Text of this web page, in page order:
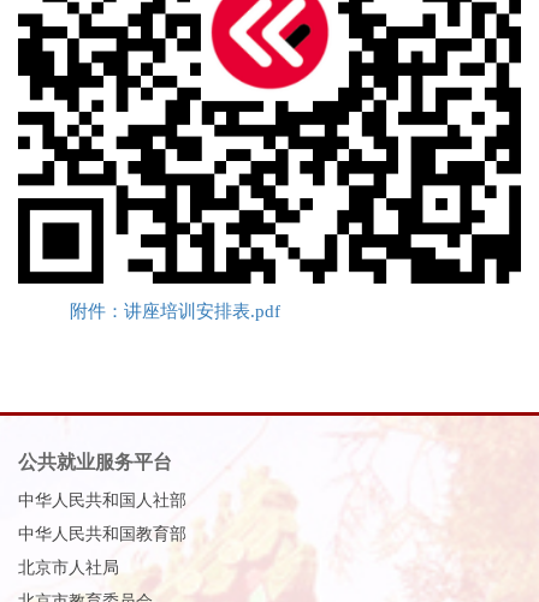
附件：讲座培训安排表.pdf
公共就业服务平台
中华人民共和国人社部
中华人民共和国教育部
北京市人社局